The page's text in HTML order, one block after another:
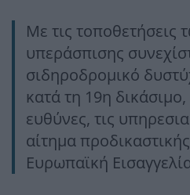
Με τις τοποθετήσεις
υπεράσπισης
σιδηροδρομικό
κατά τη 19η
ευθύνες, τις
αίτημα
Ευρωπαϊκή